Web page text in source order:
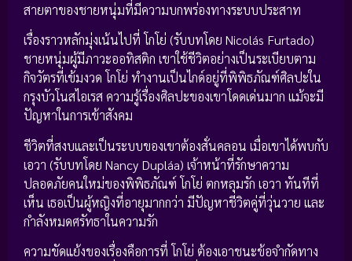
สายตาของชายหนุ่มที่มีความบกพร่องทางระบบประสาท
เรื่องราวหลักมุ่งเน้นไปที่ โกโย่ (รับบทโดย Nicolás Furtado)
ชายหนุ่มผู้มีภาวะออทิสติก เขาใช้ชีวิตอย่างเป็นระเบียบตาม
กิจวัตรที่เข้มงวด โกโย่ ทำงานเป็นไกด์อยู่ที่พิพิธภัณฑ์ศิลปะใน
กรุงบัวโนสไอเรส ความรู้เรื่องศิลปะของเขาโดดเด่นมาก แม้จะมี
ปัญหาในการเข้าสังคม
ชีวิตที่สงบและเป็นระบบของเขาต้องสั่นคลอน เมื่อเขาได้พบกับ
เอวา (รับบทโดย Nancy Dupláa) เจ้าหน้าที่รักษาความ
ปลอดภัยคนใหม่ของพิพิธภัณฑ์ โกโย่ ตกหลุมรัก เอวา ทันทีที่
เห็น เธอเป็นผู้หญิงที่อายุมากกว่า มีปัญหาชีวิตคู่ที่วุ่นวาย และ
กำลังหมดศรัทธาในความรัก
ความขัดแย้งของเรื่องคือการที่ โกโย่ ต้องเอาชนะข้อจำกัดทาง